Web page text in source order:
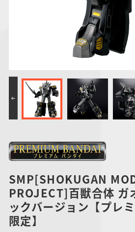
PROJECT R.E.D.・
スーパー戦隊シリー
ズ
ポケットモンスター
つりグミ SMPシリーズ
SMP[SHOKUGAN
PROJECT]百獣合体 ガ
ックバージョン【プレ
限定】